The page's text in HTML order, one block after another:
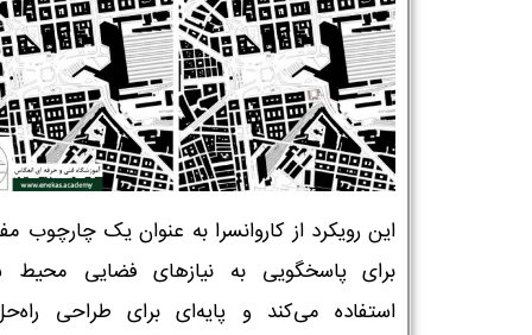
این رویکرد از کاروانسرا به عنوان یک چارچوب
برای پاسخگویی به نیازهای فضایی محیط
استفاده می‌کند و پایه‌ای برای طراحی